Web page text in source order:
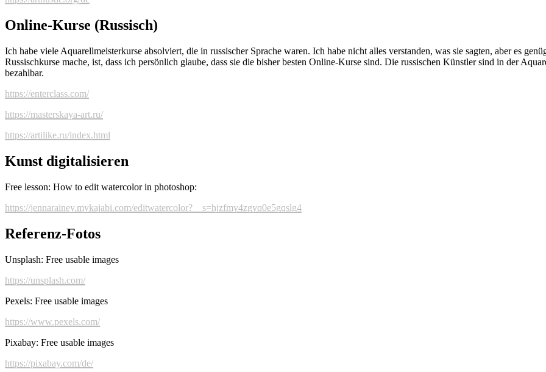
Online-Kurse (Russisch)
Ich habe viele Aquarellmeisterkurse absolviert, die in russischer Sprache waren. Ich habe nicht alles verstanden, was sie sagten, aber es
Russischkurse mache, ist, dass ich persönlich glaube, dass sie die bisher besten Online-Kurse sind. Die russischen Künstler sind in der
bezahlbar.
https://enterclass.com/
https://masterskaya-art.ru/
https://artilike.ru/index.html
Kunst digitalisieren
Free lesson: How to edit watercolor in photoshop:
https://jennarainey.mykajabi.com/editwatercolor?__s=hjzfmy4zgyq0e5gqslg4
Referenz-Fotos
Unsplash: Free usable images
https://unsplash.com/
Pexels: Free usable images
https://www.pexels.com/
Pixabay: Free usable images
https://pixabay.com/de/